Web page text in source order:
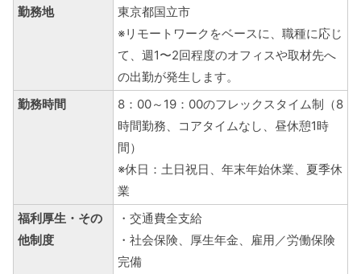
勤務地
東京都国立市
※リモートワークをベースに、 職種に応じ
て、週1〜2回程度のオフィスや取材先へ
の出勤が発生します。
勤務時間
8：00～19：00のフレックスタイム制（8
時間勤務、コアタイムなし、昼休憩1時
間）
※休日：土日祝日、年末年始休業、夏季休
業
福利厚生・その
他制度
・交通費全支給
・社会保険、厚生年金、雇用／労働保険
完備